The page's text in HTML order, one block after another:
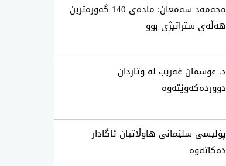
محه‌مه‌د سه‌معان: ماده‌ی 140 گه‌وره‌ترین
هه‌ڵه‌ی ستراتیژی‌ بوو
د. عوسمان غەریب لە وتاردان
دووردەکەوێتەوە
پۆلیسی سلێمانی هاوڵاتیان ئاگادار
ده‌كاته‌وه‌